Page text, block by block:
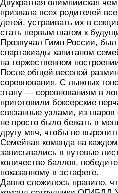
Двукратная олимпийская
призвала всех родителей
детей, устраивать их в
стать первым шагом к
Прозвучал Гимн России,
спартакиады капитаном
на торжественном
После общей веселой
соревнования. С лыжных
этапу — соревнованиям в
приготовили боксерские
связанные узлами, из шаров
не просто было бежать в
другу мяч, чтобы не
Семейная команда на
записывались в путевые
количество баллов,
показанному в эстафете.
Давно сложилось правило,